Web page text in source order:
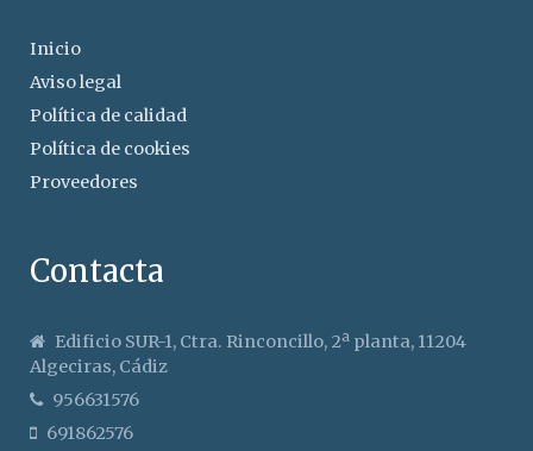
Inicio
Aviso legal
Política de calidad
Política de cookies
Proveedores
Contacta
Edificio SUR-1, Ctra. Rinconcillo, 2ª planta, 11204
Algeciras, Cádiz
956631576
691862576